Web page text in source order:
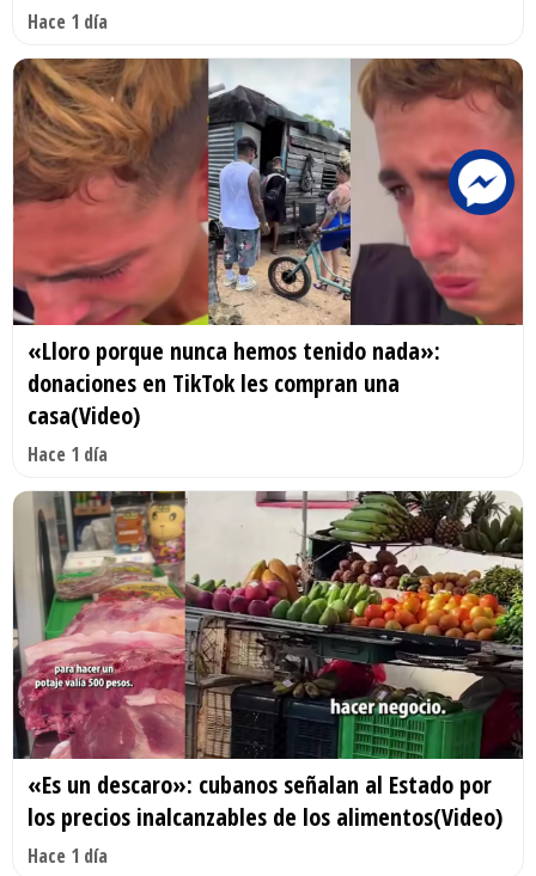
Hace 1 día
«Lloro porque nunca hemos tenido nada»:
donaciones en TikTok les compran una
casa(Video)
Hace 1 día
«Es un descaro»: cubanos señalan al Estado por
los precios inalcanzables de los alimentos(Video)
Hace 1 día